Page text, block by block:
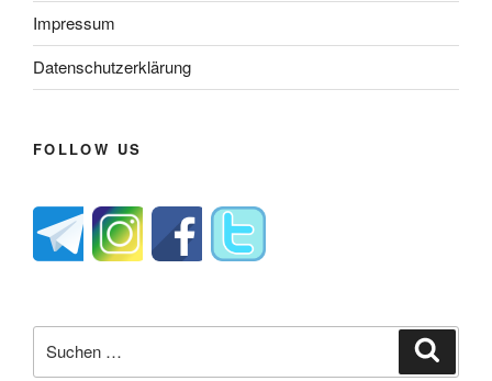
Impressum
Datenschutzerklärung
FOLLOW US
nach: